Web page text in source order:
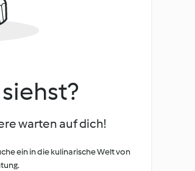
warten auf dich!
ein in die kulinarische Welt von